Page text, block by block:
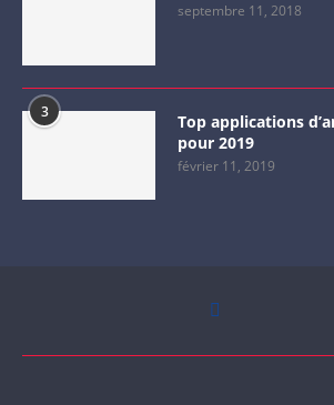
septembre 11, 2018
3
Top applications
pour 2019
février 11, 2019